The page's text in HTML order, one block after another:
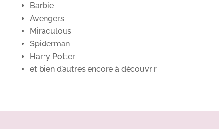
Barbie
Avengers
Miraculous
Spiderman
Harry Potter
et bien d’autres encore à découvrir